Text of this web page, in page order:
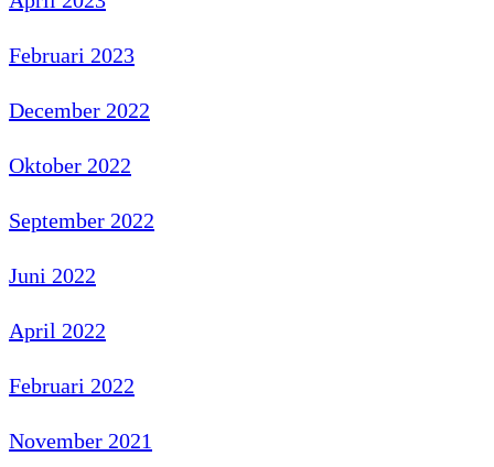
Februari 2023
December 2022
Oktober 2022
September 2022
Juni 2022
April 2022
Februari 2022
November 2021